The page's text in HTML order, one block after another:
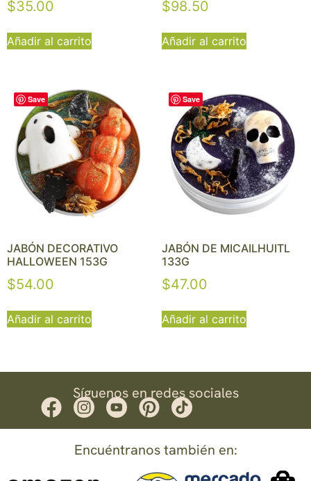
$35.00
Añadir al carrito
$98.50
Añadir al carrito
Save
JABÓN DECORATIVO
HALLOWEEN 153G
$54.00
Añadir al carrito
Save
JABÓN DE MICAILHUITL
133G
$47.00
Añadir al carrito
Síguenos en redes sociales
Encuéntranos también en: